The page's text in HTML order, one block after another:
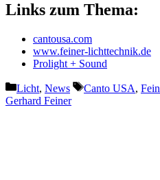
Links zum Thema:
cantousa.com
www.feiner-lichttechnik.de
Prolight + Sound
Kategorien
Licht, News Schlagwörter
Canto USA,
Gerhard Feiner